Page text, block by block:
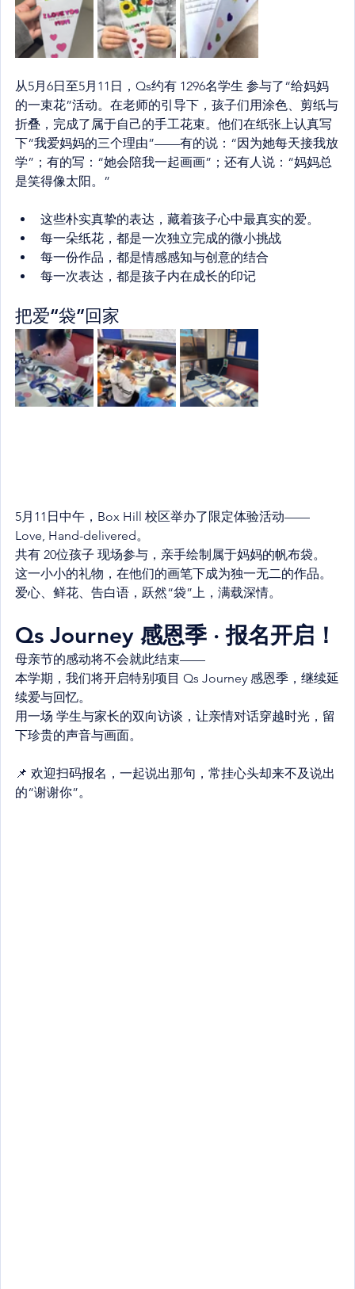
从5月6日至5月11日，Qs约有 1296名学生 参与了“给妈妈
的一束花”活动。在老师的引导下，孩子们用涂色、剪纸与
折叠，完成了属于自己的手工花束。他们在纸张上认真写
下“我爱妈妈的三个理由”——有的说：“因为她每天接我放
学”；有的写：“她会陪我一起画画”；还有人说：“妈妈总
是笑得像太阳。”
这些朴实真挚的表达，藏着孩子心中最真实的爱。
每一朵纸花，都是一次独立完成的微小挑战
每一份作品，都是情感感知与创意的结合
每一次表达，都是孩子内在成长的印记
把爱“袋”回家
5月11日中午，Box Hill 校区举办了限定体验活动——
Love, Hand-delivered。
共有 20位孩子 现场参与，亲手绘制属于妈妈的帆布袋。
这一小小的礼物，在他们的画笔下成为独一无二的作品。
爱心、鲜花、告白语，跃然“袋”上，满载深情。
Qs Journey 感恩季 · 报名开启！
母亲节的感动将不会就此结束——
本学期，我们将开启特别项目 Qs Journey 感恩季，继续延
续爱与回忆。
用一场 学生与家长的双向访谈，让亲情对话穿越时光，留
下珍贵的声音与画面。
📌 欢迎扫码报名，一起说出那句，常挂心头却来不及说出
的“谢谢你”。